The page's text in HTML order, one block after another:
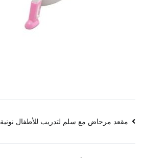
تصفّح
مقعد مرحاض مع سلم لتدريب للأطفال